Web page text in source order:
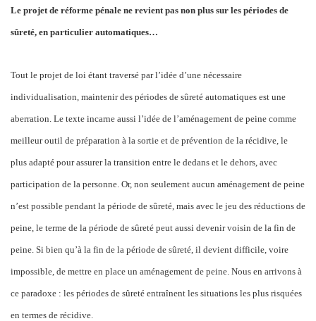
Le projet de réforme pénale ne revient pas non plus sur les périodes de
sûreté, en particulier automatiques…
Tout le projet de loi étant traversé par l’idée d’une nécessaire
individualisation, maintenir des périodes de sûreté automatiques est une
aberration. Le texte incarne aussi l’idée de l’aménagement de peine comme
meilleur outil de préparation à la sortie et de prévention de la récidive, le
plus adapté pour assurer la transition entre le dedans et le dehors, avec
participation de la personne. Or, non seulement aucun aménagement de peine
n’est possible pendant la période de sûreté, mais avec le jeu des réductions de
peine, le terme de la période de sûreté peut aussi devenir voisin de la fin de
peine. Si bien qu’à la fin de la période de sûreté, il devient difficile, voire
impossible, de mettre en place un aménagement de peine. Nous en arrivons à
ce paradoxe : les périodes de sûreté entraînent les situations les plus risquées
en termes de récidive.